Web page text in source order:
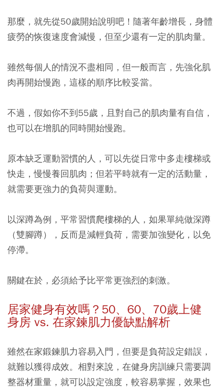
那麼，就先從50歲開始說明吧！隨著年齡增長，身體
疲勞的恢復速度會減慢，但至少還有一定的肌肉量。
雖然每個人的情況不盡相同，但一般而言，先強化肌
肉再開始慢跑，這樣的順序比較妥當。
不過，假如你不到55歲，且對自己的肌肉量有自信，
也可以在增肌的同時開始慢跑。
原本缺乏運動習慣的人，可以先從日常中多走樓梯或
快走，慢慢養回肌肉；但若平時就有一定的活動量，
就需要更強力的負荷與運動。
以深蹲為例，平常習慣爬樓梯的人，如果單純做深蹲
（雙腳蹲），反而是減輕負荷，需要加強變化，以免
停滯。
關鍵在於，必須給予比平常更強烈的刺激。
居家健身有效嗎？50、60、70歲上健
身房 vs. 在家鍊肌力優缺點解析
雖然在家鍛鍊肌力容易入門，但要是負荷設定錯誤，
就難以獲得成效。相對來說，在健身房訓練只需要調
整器材重量，就可以設定強度，較容易掌握，效果也